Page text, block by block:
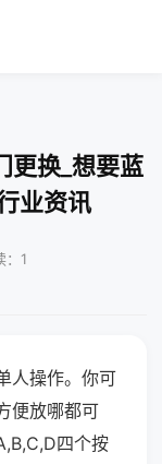
更换_想要蓝
业资讯
：1
人操作。你可
便放哪都可
四个按